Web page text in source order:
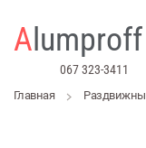
Перейти к
A lumproff
067 323-3411
Главная